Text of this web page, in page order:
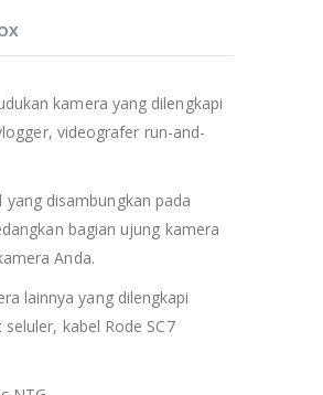
kamera yang dilengkapi
videografer run-and-
disambungkan pada
bagian ujung kamera
Anda.
lainnya yang dilengkapi
kabel Rode SC7